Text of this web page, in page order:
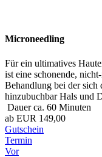
Microneedling
Für ein ultimatives
ist eine schonende,
Behandlung bei der sich
hinzubuchbar Hals und
Dauer ca. 60 Minuten
ab EUR 149,00
Gutschein
Termin
Vor